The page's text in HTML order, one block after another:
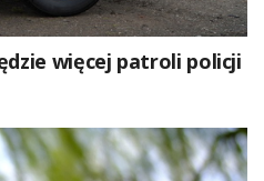
więcej patroli policji